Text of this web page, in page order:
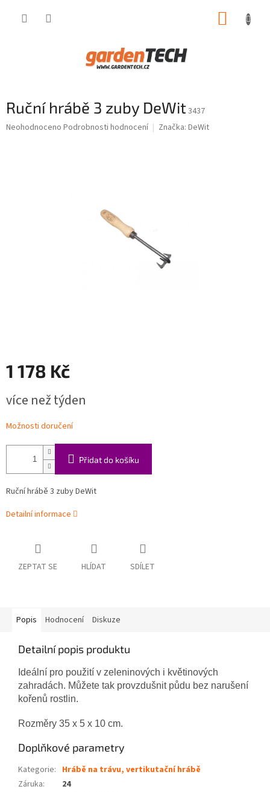
Ruční hrábě 3 zuby DeWit3437
Průměrné
Neohodnoceno Podrobnosti hodnocení Značka: DeWit
1 178 Kč
cena:
více než týden
Možnosti doručení
Přidat do košíku
Ruční hrábě 3 zuby DeWit
Detailní informace
ZEPTAT SE HLÍDAT SDÍLET
Popis Hodnocení Diskuze
Detailní popis produktu
Ideální pro použití v zeleninových i květinových
zahradách. Můžete tak provzdušnit půdu bez narušení
kořenů rostlin.
Rozměry 35 x 5 x 10 cm.
Doplňkové parametry
Kategorie: Hrábě na trávu, vertikutační hrábě
Záruka:
24